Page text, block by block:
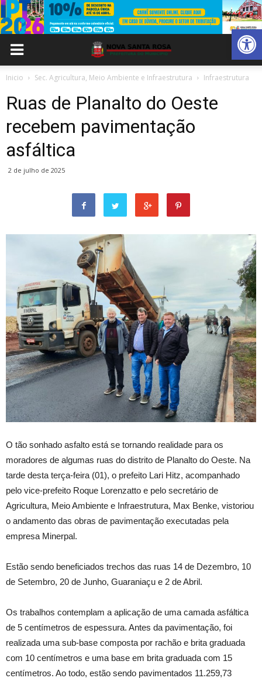
Abrir
Inicio Sec. Agricultura, Meio Ambiente e Infraestrutura Infraestrutura
Ruas de Planalto do Oeste
recebem pavimentação
asfáltica
2 de julho de 2025
O tão sonhado asfalto está se tornando realidade para os
moradores de algumas ruas do distrito de Planalto do Oeste. Na
tarde desta terça-feira (01), o prefeito Lari Hitz, acompanhado
pelo vice-prefeito Roque Lorenzatto e pelo secretário de
Agricultura, Meio Ambiente e Infraestrutura, Max Benke, vistoriou
o andamento das obras de pavimentação executadas pela
empresa Minerpal.
Estão sendo beneficiados trechos das ruas 14 de Dezembro, 10
de Setembro, 20 de Junho, Guaraniaçu e 2 de Abril.
Os trabalhos contemplam a aplicação de uma camada asfáltica
de 5 centímetros de espessura. Antes da pavimentação, foi
realizada uma sub-base composta por rachão e brita graduada
com 10 centímetros e uma base em brita graduada com 15
centímetros. Ao todo, estão sendo pavimentados 11.259,73